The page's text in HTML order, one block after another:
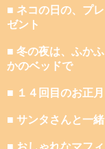
■ ネコの日の、プレ
ゼント
■ 冬の夜は、ふかふ
かのベッドで
■ １４回目のお正月
■ サンタさんと一緒
■ おしゃれなマフィ